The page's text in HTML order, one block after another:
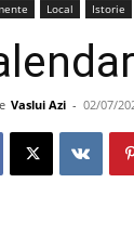
Local Istorie
Vaslui Azi - 02/07/